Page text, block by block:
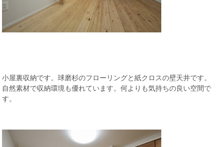
小屋裏収納です。球磨杉のフローリングと紙クロスの壁天井です。
自然素材で収納環境も優れています。何よりも気持ちの良い空間で
す。